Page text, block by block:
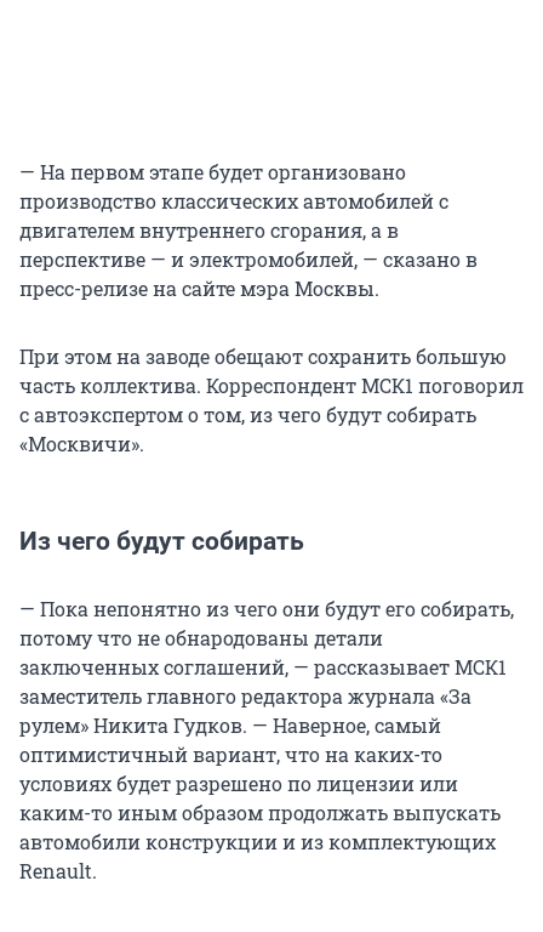
— На первом этапе будет организовано
производство классических автомобилей с
двигателем внутреннего сгорания, а в
перспективе — и электромобилей, — сказано в
пресс-релизе на сайте мэра Москвы.
При этом на заводе обещают сохранить большую
часть коллектива. Корреспондент МСК1 поговорил
с автоэкспертом о том, из чего будут собирать
«Москвичи».
Из чего будут собирать
— Пока непонятно из чего они будут его собирать,
потому что не обнародованы детали
заключенных соглашений, — рассказывает МСК1
заместитель главного редактора журнала «За
рулем» Никита Гудков. — Наверное, самый
оптимистичный вариант, что на каких-то
условиях будет разрешено по лицензии или
каким-то иным образом продолжать выпускать
автомобили конструкции и из комплектующих
Renault.